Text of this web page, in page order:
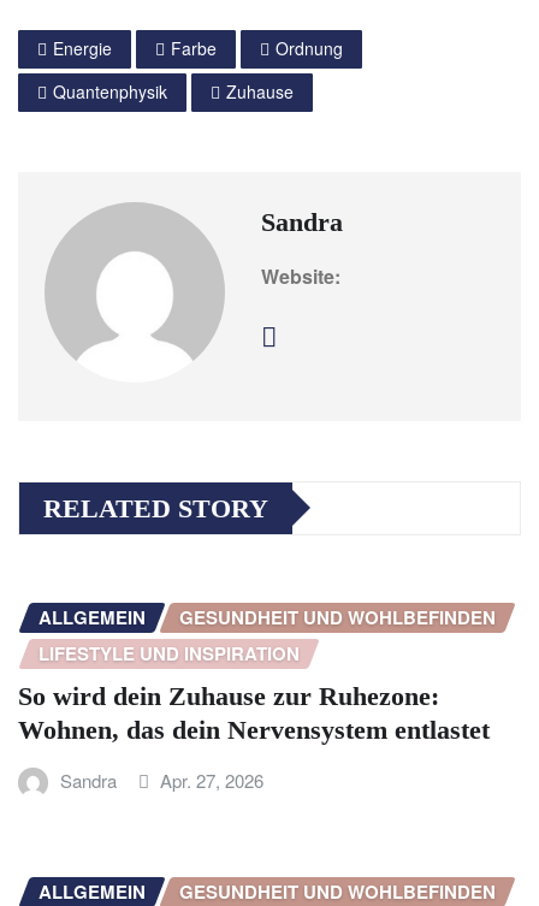
Energie Farbe
Ordnung
Quantenphysik
Zuhause
Sandra
Website:
RELATED STORY
ALLGEMEIN
GESUNDHEIT UND WOHLBEFINDEN
LIFESTYLE UND INSPIRATION
So wird dein Zuhause zur Ruhezone:
Wohnen, das dein Nervensystem entlastet
Sandra Apr. 27, 2026
ALLGEMEIN
GESUNDHEIT UND WOHLBEFINDEN